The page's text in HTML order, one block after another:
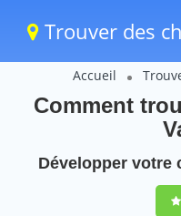
Trouver des
Accueil
Comment
Développer votre